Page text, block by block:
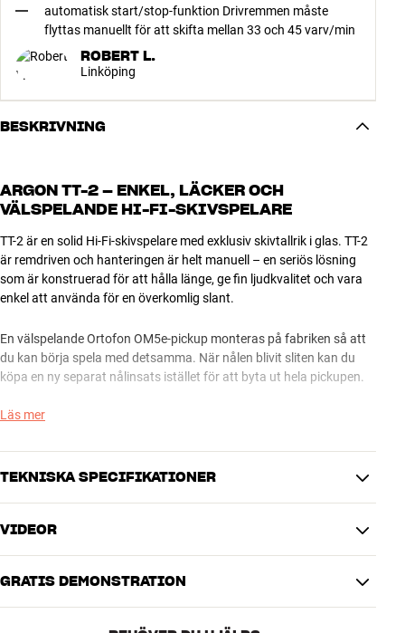
automatisk start/stop-funktion Drivremmen måste
flyttas manuellt för att skifta mellan 33 och 45 varv/min
ROBERT L.
Linköping
BESKRIVNING
ARGON TT-2 – ENKEL, LÄCKER OCH
VÄLSPELANDE HI-FI-SKIVSPELARE
TT-2 är en solid Hi-Fi-skivspelare med exklusiv skivtallrik i glas. TT-2
är remdriven och hanteringen är helt manuell – en seriös lösning
som är konstruerad för att hålla länge, ge fin ljudkvalitet och vara
enkel att använda för en överkomlig slant.
En välspelande Ortofon OM5e-pickup monteras på fabriken så att
du kan börja spela med detsamma. När nålen blivit sliten kan du
köpa en ny separat nålinsats istället för att byta ut hela pickupen.
TT-2 finns i svart och vit finish. Skivspelarlock medföljer.
monterar vi den gratis på din skivspelare. Mer info får du i din HiFi
hela vägen. Tonarm och pickuphus är konstruerade i ett och
samma aluminiumstycke, och den grymt snygga skivtallriken i glas
Läs mer
TEKNISKA SPECIFIKATIONER
PRODUKTINFORMATION
Drift
Hastighet
33, 45
Moving Magnet
VIDEOR
GRATIS DEMONSTRATION